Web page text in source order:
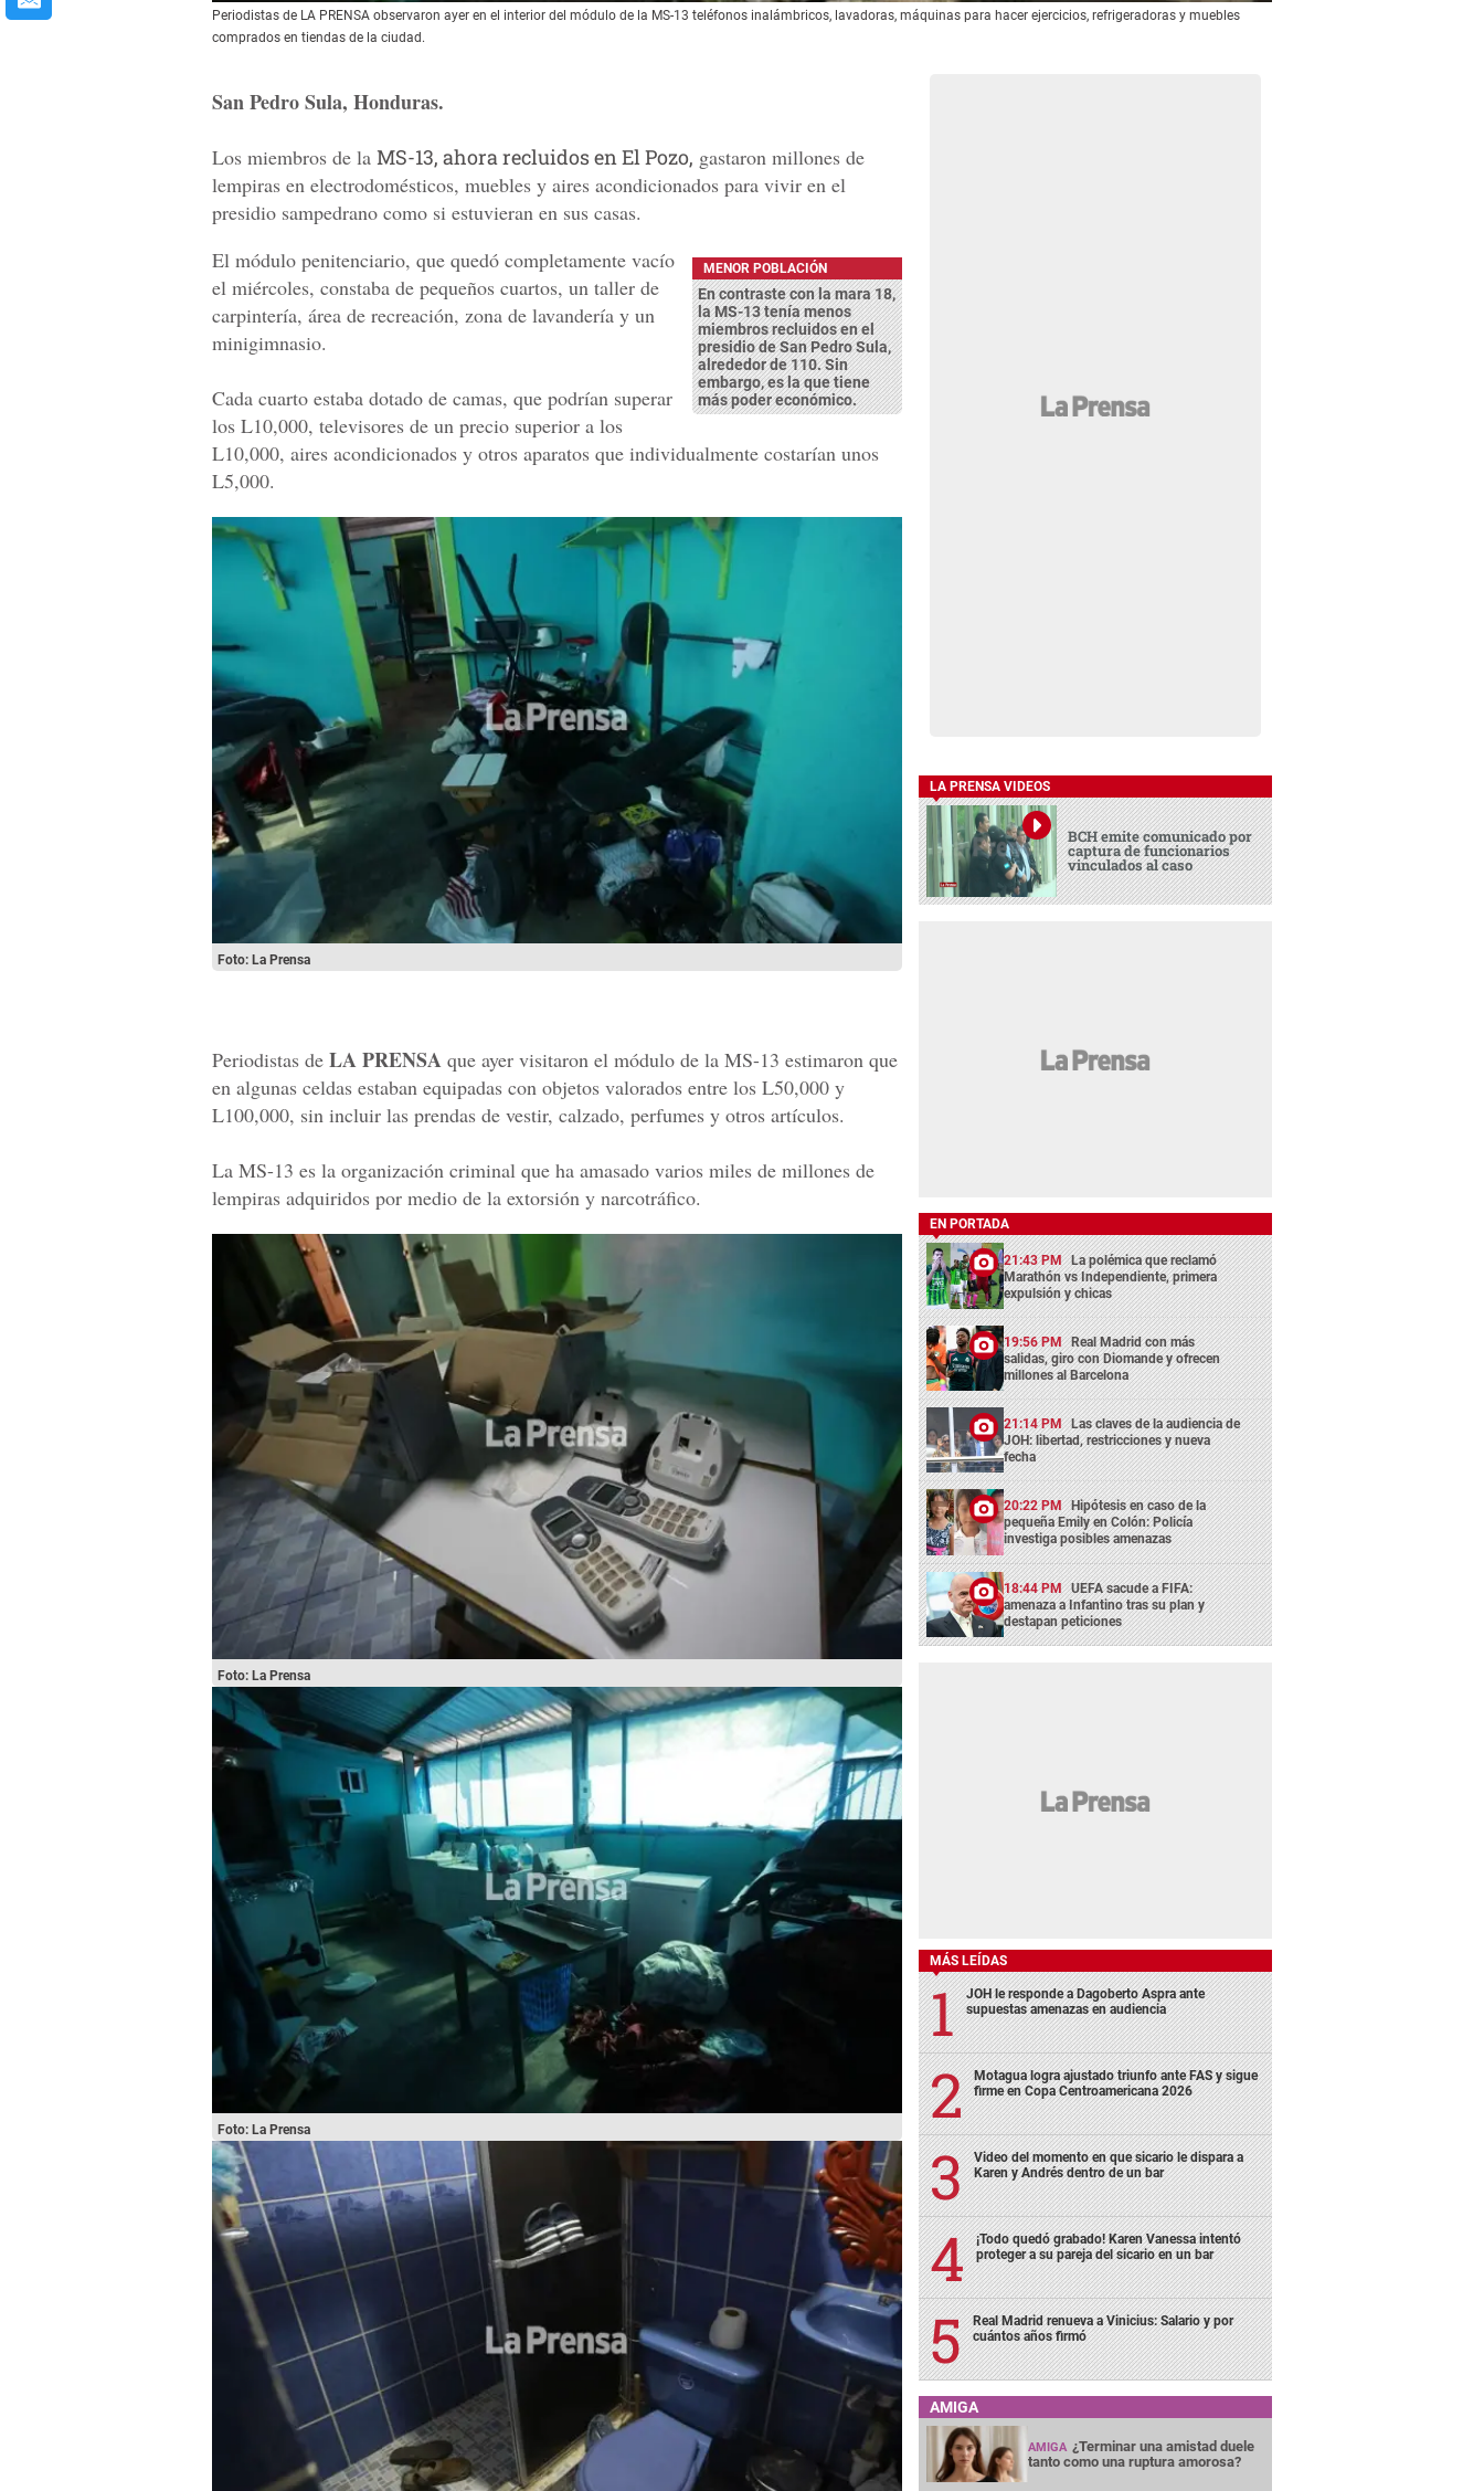
Periodistas de LA PRENSA observaron ayer en el interior del módulo de la MS-13 teléfonos inalámbricos, lavadoras, máquinas para hacer ejercicios, refrigeradoras y muebles
comprados en tiendas de la ciudad.
San Pedro Sula, Honduras.
Los miembros de la MS-13, ahora recluidos en El Pozo, gastaron millones de
lempiras en electrodomésticos, muebles y aires acondicionados para vivir en el
presidio sampedrano como si estuvieran en sus casas.
MENOR POBLACIÓN
En contraste con la mara 18,
la MS-13 tenía menos
miembros recluidos en el
presidio de San Pedro Sula,
alrededor de 110. Sin
embargo, es la que tiene
más poder económico.
El módulo penitenciario, que quedó completamente vacío
el miércoles, constaba de pequeños cuartos, un taller de
carpintería, área de recreación, zona de lavandería y un
minigimnasio.
Cada cuarto estaba dotado de camas, que podrían superar
los L10,000, televisores de un precio superior a los
L10,000, aires acondicionados y otros aparatos que individualmente costarían unos
L5,000.
Foto: La Prensa
Periodistas de LA PRENSA que ayer visitaron el módulo de la MS-13 estimaron que
en algunas celdas estaban equipadas con objetos valorados entre los L50,000 y
L100,000, sin incluir las prendas de vestir, calzado, perfumes y otros artículos.
La MS-13 es la organización criminal que ha amasado varios miles de millones de
lempiras adquiridos por medio de la extorsión y narcotráfico.
Foto: La Prensa
Foto: La Prensa
LA PRENSA VIDEOS
BCH emite comunicado por
captura de funcionarios
vinculados al caso
EN PORTADA
21:43 PM La polémica que reclamó
Marathón vs Independiente, primera
expulsión y chicas
19:56 PM Real Madrid con más
salidas, giro con Diomande y ofrecen
millones al Barcelona
21:14 PM Las claves de la audiencia de
JOH: libertad, restricciones y nueva
fecha
20:22 PM Hipótesis en caso de la
pequeña Emily en Colón: Policía
investiga posibles amenazas
18:44 PM UEFA sacude a FIFA:
amenaza a Infantino tras su plan y
destapan peticiones
MÁS LEÍDAS
JOH le responde a Dagoberto Aspra ante
supuestas amenazas en audiencia
Motagua logra ajustado triunfo ante FAS y sigue
firme en Copa Centroamericana 2026
Video del momento en que sicario le dispara a
Karen y Andrés dentro de un bar
¡Todo quedó grabado! Karen Vanessa intentó
proteger a su pareja del sicario en un bar
Real Madrid renueva a Vinicius: Salario y por
cuántos años firmó
AMIGA
AMIGA ¿Terminar una amistad duele
tanto como una ruptura amorosa?